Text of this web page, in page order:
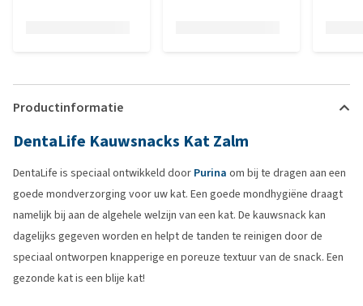
Productinformatie
DentaLife Kauwsnacks Kat Zalm
DentaLife is speciaal ontwikkeld door Purina om bij te dragen aan een
goede mondverzorging voor uw kat. Een goede mondhygiëne draagt
namelijk bij aan de algehele welzijn van een kat. De kauwsnack kan
dagelijks gegeven worden en helpt de tanden te reinigen door de
speciaal ontworpen knapperige en poreuze textuur van de snack. Een
gezonde kat is een blije kat!